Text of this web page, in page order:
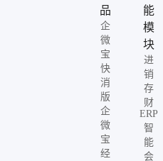
品
企
微
宝
快
消
版
企
微
宝
经
能
模
块
进
销
存
财
ERP
智
能
会